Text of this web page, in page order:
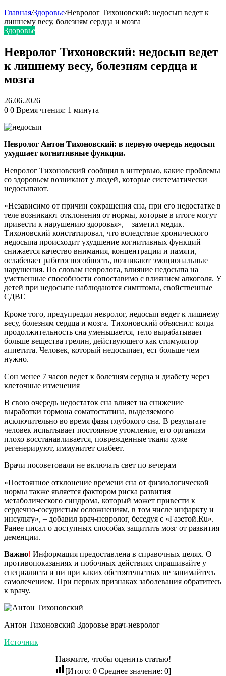
Главная/Здоровье/Невролог Тихоновский: недосып ведет к
лишнему весу, болезням сердца и мозга
Здоровье
Невролог Тихоновский: недосып ведет
к лишнему весу, болезням сердца и
мозга
26.06.2026
0 0 Время чтения: 1 минута
Невролог Антон Тихоновский: в первую очередь недосып
ухудшает когнитивные функции.
Невролог Тихоновский сообщил в интервью, какие проблемы
со здоровьем возникают у людей, которые систематически
недосыпают.
«Независимо от причин сокращения сна, при его недостатке в
теле возникают отклонения от нормы, которые в итоге могут
привести к нарушению здоровья», – заметил медик.
Тихоновский констатировал, что вследствие хронического
недосыпа происходит ухудшение когнитивных функций –
снижается качество внимания, концентрации и памяти,
ослабевает работоспособность, возникают эмоциональные
нарушения. По словам невролога, влияние недосыпа на
умственные способности сопоставимо с влиянием алкоголя. У
детей при недосыпе наблюдаются симптомы, свойственные
СДВГ.
Кроме того, предупредил невролог, недосып ведет к лишнему
весу, болезням сердца и мозга. Тихоновский объяснил: когда
продолжительность сна уменьшается, тело вырабатывает
больше вещества грелин, действующего как стимулятор
аппетита. Человек, который недосыпает, ест больше чем
нужно.
Сон менее 7 часов ведет к болезням сердца и диабету через
клеточные изменения
В свою очередь недостаток сна влияет на снижение
выработки гормона соматостатина, выделяемого
исключительно во время фазы глубокого сна. В результате
человек испытывает постоянное утомление, его организм
плохо восстанавливается, поврежденные ткани хуже
регенерируют, иммунитет слабеет.
Врачи посоветовали не включать свет по вечерам
«Постоянное отклонение времени сна от физиологической
нормы также является фактором риска развития
метаболического синдрома, который может привести к
сердечно-сосудистым осложнениям, в том числе инфаркту и
инсульту», – добавил врач-невролог, беседуя с «Газетой.Ru».
Ранее писал о доступных способах защитить мозг от развития
деменции.
Важно! Информация предоставлена в справочных целях. О
противопоказаниях и побочных действиях спрашивайте у
специалиста и ни при каких обстоятельствах не занимайтесь
самолечением. При первых признаках заболевания обратитесь
к врачу.
Антон Тихоновский Здоровье врач-невролог
Источник
Нажмите, чтобы оценить статью!
[Итого: 0 Среднее значение: 0]